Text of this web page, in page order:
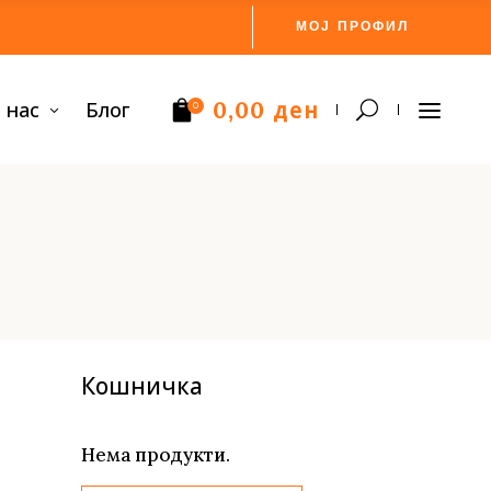
МОЈ ПРОФИЛ
нас Блог 0 0,00 ден
Кошничка
Нема продукти.